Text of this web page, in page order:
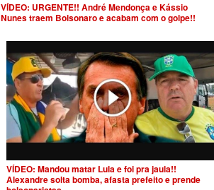
VÍDEO: URGENTE!! André Mendonça e Kássio
Nunes traem Bolsonaro e acabam com o golpe!!
VÍDEO: Mandou matar Lula e foi pra jaula!!
Alexandre solta bomba, afasta prefeito e prende